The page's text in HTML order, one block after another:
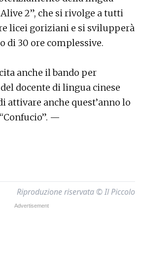
2”, che si rivolge a tutti
licei goriziani e si svilupperà
di 30 ore complessive.
anche il bando per
docente di lingua cinese
attivare anche quest’anno lo
—
Riproduzione riservata © Il Piccolo